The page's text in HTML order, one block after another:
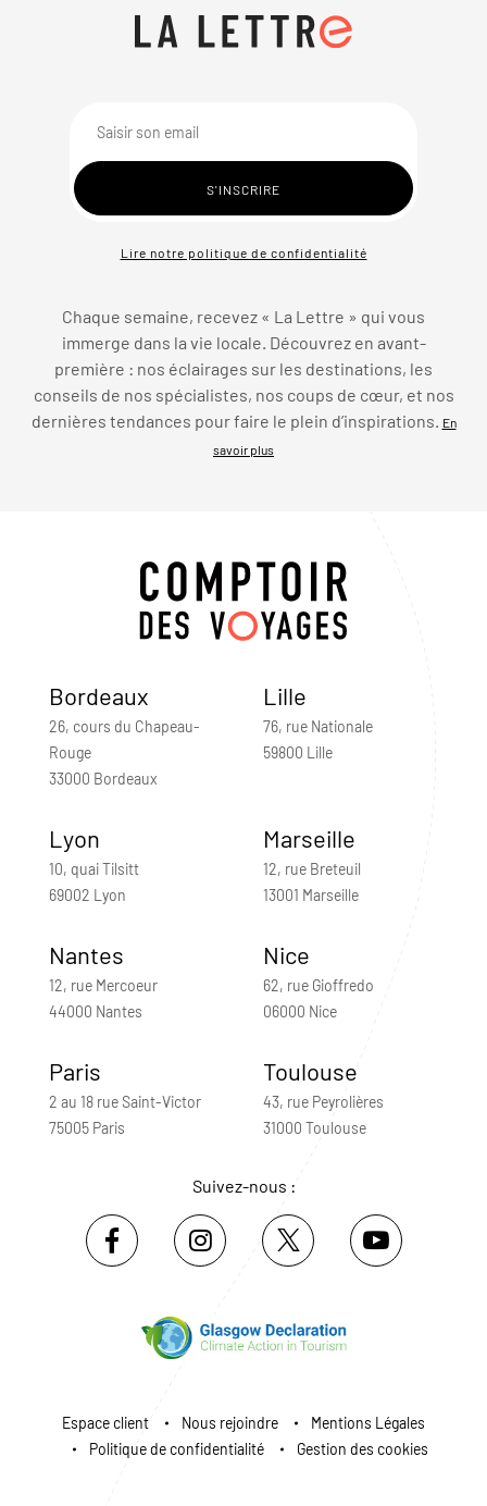
Lire notre politique de confidentialité
Chaque semaine, recevez « La Lettre » qui vous
immerge dans la vie locale. Découvrez en avant-
première : nos éclairages sur les destinations, les
conseils de nos spécialistes, nos coups de cœur, et nos
dernières tendances pour faire le plein d’inspirations.
En
savoir plus
Bordeaux
26, cours du Chapeau-
Rouge
33000 Bordeaux
Lille
76, rue Nationale
59800 Lille
Lyon
10, quai Tilsitt
69002 Lyon
Marseille
12, rue Breteuil
13001 Marseille
Nantes
12, rue Mercoeur
44000 Nantes
Nice
62, rue Gioffredo
06000 Nice
Paris
2 au 18 rue Saint-Victor
75005 Paris
Toulouse
43, rue Peyrolières
31000 Toulouse
Suivez-nous :
Espace client Nous rejoindre
Mentions Légales
Politique de confidentialité
Gestion des cookies